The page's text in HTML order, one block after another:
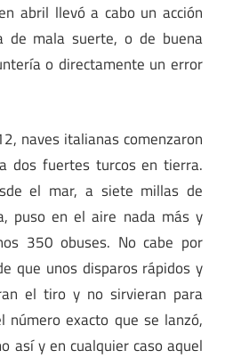
abril llevó a cabo un acción
de mala suerte, o de buena
o directamente un error
naves italianas comenzaron
dos fuertes turcos en tierra.
el mar, a siete millas de
puso en el aire nada más y
350 obuses. No cabe por
que unos disparos rápidos y
el tiro y no sirvieran para
número exacto que se lanzó,
así y en cualquier caso aquel